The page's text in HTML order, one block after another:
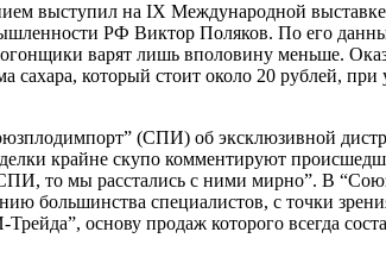
выступил на IX Международной
РФ Виктор Поляков. По его
варят лишь вполовину меньше.
сахара, который стоит около 20 рублей,
(СПИ) об эксклюзивной
крайне скупо комментируют
то мы расстались с ними мирно”. В
большинства специалистов, с точки
основу продаж которого всегда